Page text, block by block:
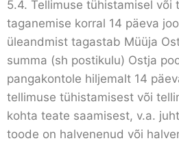
5.4. Tellimuse tühistamisel või
taganemise korral 14 päeva
üleandmist tagastab Müüja
summa (sh postikulu) Ostja
pangakontole hiljemalt 14
tellimuse tühistamisest või
kohta teate saamisest, v.a.
toode on halvenenud või